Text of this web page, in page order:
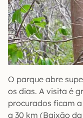
O parque abre
os dias. A visita é
procurados ficam
a 30 km (Baixão